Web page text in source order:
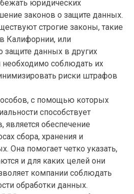
юридических
законов о защите данных.
строгие законы, такие
в Калифорнии, или
данных в других
необходимо соблюдать их
риски штрафов
с помощью которых
способствует
обеспечение
сбора, хранения и
Она помогает четко указать,
и для каких целей они
компании соблюдать
обработки данных.